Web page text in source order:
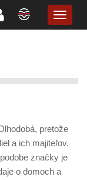
pretože
a ich majiteľov.
značky je
o domoch a